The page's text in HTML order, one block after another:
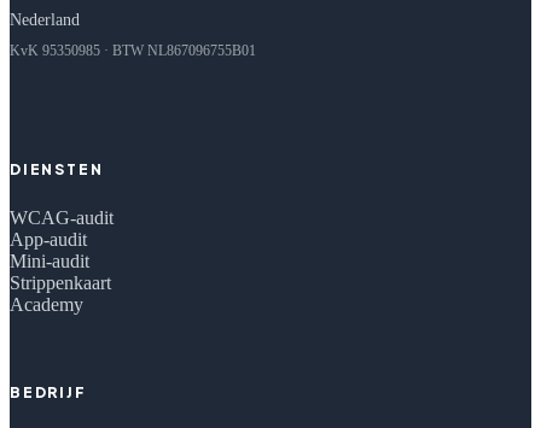
Nederland
KvK 95350985 · BTW NL867096755B01
DIENSTEN
WCAG-audit
App-audit
Mini-audit
Strippenkaart
Academy
BEDRIJF